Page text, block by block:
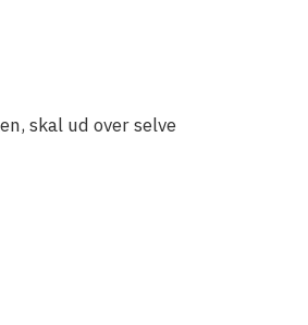
skal ud over selve